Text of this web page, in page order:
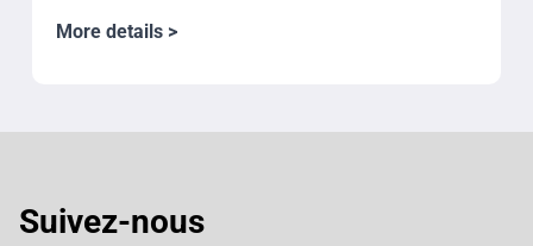
More details >
Suivez-nous